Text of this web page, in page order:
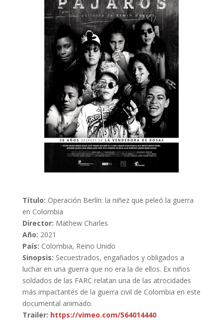
Título: Operación Berlín: la niñez que peleó la guerra
en Colombia
Director: Mathew Charles
Año: 2021
País: Colombia, Reino Unido
Sinopsis: Secuestrados, engañados y obligados a
luchar en una guerra que no era la de ellos. Ex niños
soldados de las FARC relatan una de las atrocidades
más impactantes de la guerra civil de Colombia en este
documental animado.
Trailer: https://vimeo.com/564014440